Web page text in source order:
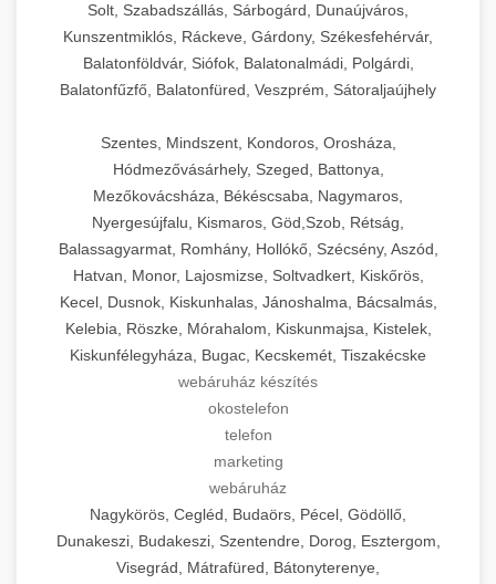
Solt, Szabadszállás, Sárbogárd, Dunaújváros,
Kunszentmiklós, Ráckeve, Gárdony, Székesfehérvár,
Balatonföldvár, Siófok, Balatonalmádi, Polgárdi,
Balatonfűzfő, Balatonfüred, Veszprém, Sátoraljaújhely
Szentes, Mindszent, Kondoros, Orosháza,
Hódmezővásárhely, Szeged, Battonya,
Mezőkovácsháza, Békéscsaba, Nagymaros,
Nyergesújfalu, Kismaros, Göd,Szob, Rétság,
Balassagyarmat, Romhány, Hollókő, Szécsény, Aszód,
Hatvan, Monor, Lajosmizse, Soltvadkert, Kiskőrös,
Kecel, Dusnok, Kiskunhalas, Jánoshalma, Bácsalmás,
Kelebia, Röszke, Mórahalom, Kiskunmajsa, Kistelek,
Kiskunfélegyháza, Bugac, Kecskemét, Tiszakécske
webáruház készítés
okostelefon
telefon
marketing
webáruház
Nagykörös, Cegléd, Budaörs, Pécel, Gödöllő,
Dunakeszi, Budakeszi, Szentendre, Dorog, Esztergom,
Visegrád, Mátrafüred, Bátonyterenye,